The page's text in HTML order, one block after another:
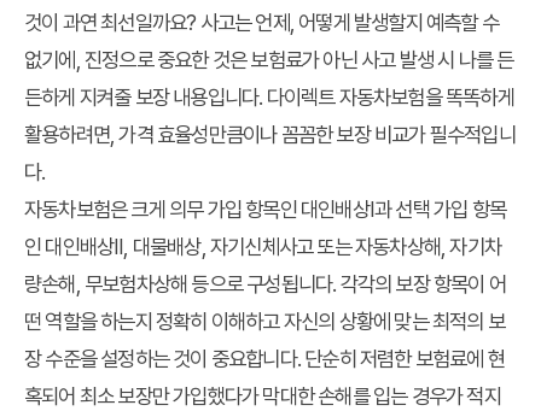
것이 과연 최선일까요? 사고는 언제, 어떻게 발생할지 예측할 수
없기에, 진정으로 중요한 것은 보험료가 아닌 사고 발생 시 나를 든
든하게 지켜줄 보장 내용입니다. 다이렉트 자동차보험을 똑똑하게
활용하려면, 가격 효율성만큼이나 꼼꼼한 보장 비교가 필수적입니
다.
자동차보험은 크게 의무 가입 항목인 대인배상Ⅰ과 선택 가입 항목
인 대인배상Ⅱ, 대물배상, 자기신체사고 또는 자동차상해, 자기차
량손해, 무보험차상해 등으로 구성됩니다. 각각의 보장 항목이 어
떤 역할을 하는지 정확히 이해하고 자신의 상황에 맞는 최적의 보
장 수준을 설정하는 것이 중요합니다. 단순히 저렴한 보험료에 현
혹되어 최소 보장만 가입했다가 막대한 손해를 입는 경우가 적지